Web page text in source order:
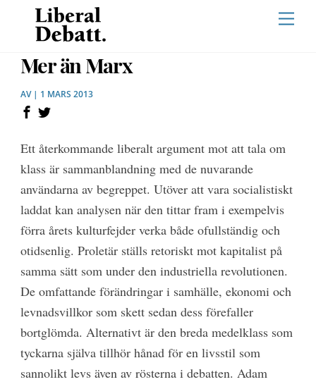
content
Mer än Marx
AV | 1 MARS 2013
Ett återkommande liberalt argument mot att tala om
klass är sammanblandning med de nuvarande
användarna av begreppet. Utöver att vara socialistiskt
laddat kan analysen när den tittar fram i exempelvis
förra årets kulturfejder verka både ofullständig och
otidsenlig. Proletär ställs retoriskt mot kapitalist på
samma sätt som under den industriella revolutionen.
De omfattande förändringar i samhälle, ekonomi och
levnadsvillkor som skett sedan dess förefaller
bortglömda. Alternativt är den breda medelklass som
tyckarna själva tillhör hånad för en livsstil som
sannolikt levs även av rösterna i debatten. Adam